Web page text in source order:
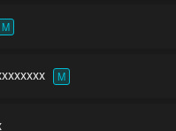
M
M